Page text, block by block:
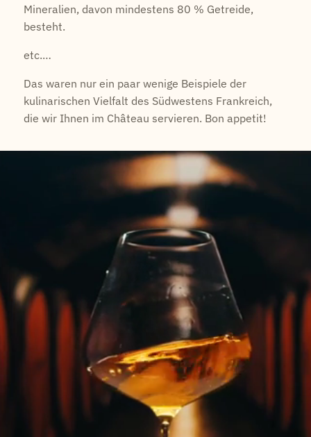
Mineralien, davon mindestens 80 % Getreide,
besteht.
etc.…
Das waren nur ein paar wenige Beispiele der
kulinarischen Vielfalt des Südwestens Frankreich,
die wir Ihnen im Château servieren. Bon appetit!